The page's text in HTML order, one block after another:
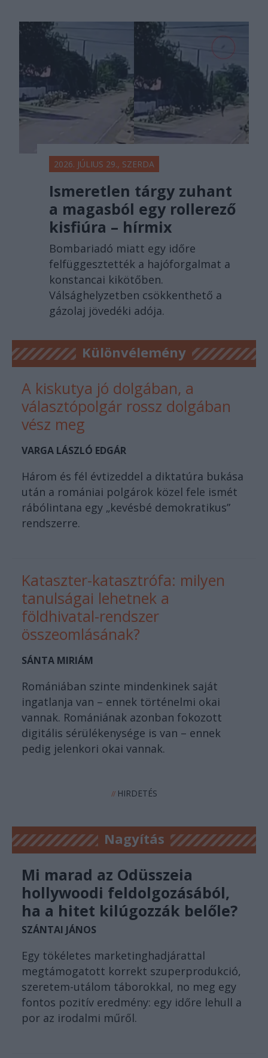
2026. JÚLIUS 29., SZERDA
Ismeretlen tárgy zuhant
a magasból egy rollerező
kisfiúra – hírmix
Bombariadó miatt egy időre
felfüggesztették a hajóforgalmat a
konstancai kikötőben.
Válsághelyzetben csökkenthető a
gázolaj jövedéki adója.
Különvélemény
A kiskutya jó dolgában, a
választópolgár rossz dolgában
vész meg
VARGA LÁSZLÓ EDGÁR
Három és fél évtizeddel a diktatúra bukása
után a romániai polgárok közel fele ismét
rábólintana egy „kevésbé demokratikus”
rendszerre.
Kataszter-katasztrófa: milyen
tanulságai lehetnek a
földhivatal-rendszer
összeomlásának?
SÁNTA MIRIÁM
Romániában szinte mindenkinek saját
ingatlanja van – ennek történelmi okai
vannak. Romániának azonban fokozott
digitális sérülékenysége is van – ennek
pedig jelenkori okai vannak.
//HIRDETÉS
Nagyítás
Mi marad az Odüsszeia
hollywoodi feldolgozásából,
ha a hitet kilúgozzák belőle?
SZÁNTAI JÁNOS
Egy tökéletes marketinghadjárattal
megtámogatott korrekt szuperprodukció,
szeretem-utálom táborokkal, no meg egy
fontos pozitív eredmény: egy időre lehull a
por az irodalmi műről.